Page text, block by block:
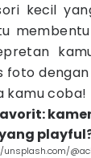
kecil
foto
kamu coba!